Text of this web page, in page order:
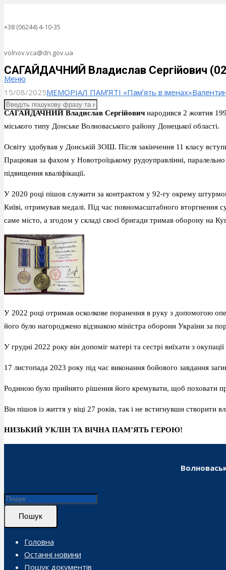
+38 (06244) 4-10-35
volnov.vca@dn.gov.ua
Меню
САГАЙДАЧНИЙ Владислав Сергійович
15/08/2025МЕМОРІАЛ ПАМʼЯТІ «Памʼять в іменах»
САГАЙДАЧНИЙ Владислав Сергійович народився 2 жовтня
міського типу Донське Волноваського району Донецької області.
Освіту здобував у Донській ЗОШ. Після закінчення 11 класу
Працював за фахом у Новотроїцькому рудоуправлінні, паралельно
підвищення кваліфікації.
У 2020 році пішов служити за контрактом у 92-гу окрему
Київі, отримував медалі. Під час повномасштабного вторгнення
саме місто, а згодом у складі своєї бригади тримав оборону
У 2022 році отримав осколкове поранення в руку з допомогою
його було нагороджено відзнакою міністра оборони України за
У грудні 2022 року він допоміг матері та сестрі виїхати з
17 листопада 2023 року під час виконання бойового завдання
Родиною було прийнято рішення його кремувати, щоб поховати
Він пішов із життя у віці 27 років, так і не встигнувши створити
НИЗЬКИЙ УКЛІН ТА ВІЧНА ПАМ’ЯТЬ ГЕРОЮ!
Пошук
Головна
Останні новини
Пошук документів